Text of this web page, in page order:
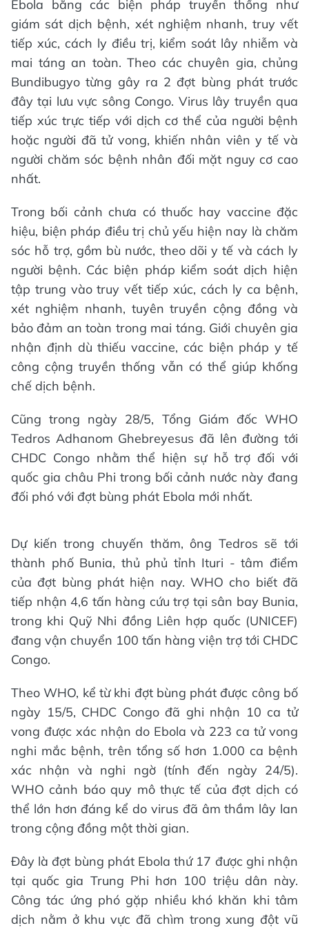
Ebola bằng các biện pháp truyền thống như
giám sát dịch bệnh, xét nghiệm nhanh, truy vết
tiếp xúc, cách ly điều trị, kiểm soát lây nhiễm và
mai táng an toàn. Theo các chuyên gia, chủng
Bundibugyo từng gây ra 2 đợt bùng phát trước
đây tại lưu vực sông Congo. Virus lây truyền qua
tiếp xúc trực tiếp với dịch cơ thể của người bệnh
hoặc người đã tử vong, khiến nhân viên y tế và
người chăm sóc bệnh nhân đối mặt nguy cơ cao
nhất.
Trong bối cảnh chưa có thuốc hay vaccine đặc
hiệu, biện pháp điều trị chủ yếu hiện nay là chăm
sóc hỗ trợ, gồm bù nước, theo dõi y tế và cách ly
người bệnh. Các biện pháp kiểm soát dịch hiện
tập trung vào truy vết tiếp xúc, cách ly ca bệnh,
xét nghiệm nhanh, tuyên truyền cộng đồng và
bảo đảm an toàn trong mai táng. Giới chuyên gia
nhận định dù thiếu vaccine, các biện pháp y tế
công cộng truyền thống vẫn có thể giúp khống
chế dịch bệnh.
Cũng trong ngày 28/5, Tổng Giám đốc WHO
Tedros Adhanom Ghebreyesus đã lên đường tới
CHDC Congo nhằm thể hiện sự hỗ trợ đối với
quốc gia châu Phi trong bối cảnh nước này đang
đối phó với đợt bùng phát Ebola mới nhất.
Dự kiến trong chuyến thăm, ông Tedros sẽ tới
thành phố Bunia, thủ phủ tỉnh Ituri - tâm điểm
của đợt bùng phát hiện nay. WHO cho biết đã
tiếp nhận 4,6 tấn hàng cứu trợ tại sân bay Bunia,
trong khi Quỹ Nhi đồng Liên hợp quốc (UNICEF)
đang vận chuyển 100 tấn hàng viện trợ tới CHDC
Congo.
Theo WHO, kể từ khi đợt bùng phát được công bố
ngày 15/5, CHDC Congo đã ghi nhận 10 ca tử
vong được xác nhận do Ebola và 223 ca tử vong
nghi mắc bệnh, trên tổng số hơn 1.000 ca bệnh
xác nhận và nghi ngờ (tính đến ngày 24/5).
WHO cảnh báo quy mô thực tế của đợt dịch có
thể lớn hơn đáng kể do virus đã âm thầm lây lan
trong cộng đồng một thời gian.
Đây là đợt bùng phát Ebola thứ 17 được ghi nhận
tại quốc gia Trung Phi hơn 100 triệu dân này.
Công tác ứng phó gặp nhiều khó khăn khi tâm
dịch nằm ở khu vực đã chìm trong xung đột vũ